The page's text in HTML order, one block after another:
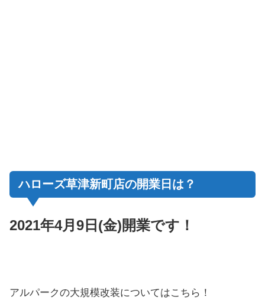
ハローズ草津新町店の開業日は？
2021年4月9日(金)開業です！
アルパークの大規模改装についてはこちら！